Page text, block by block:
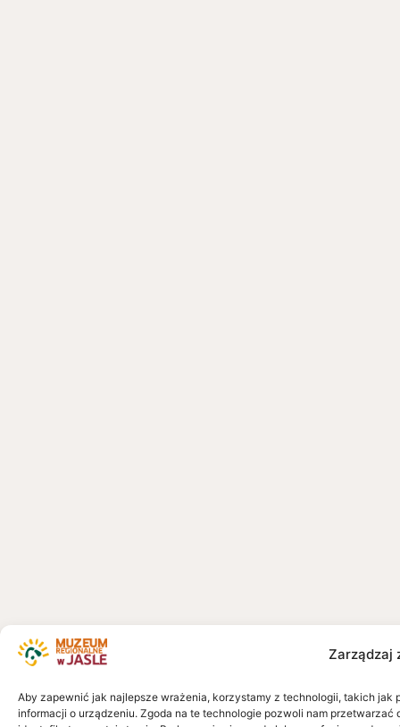
Zarządzaj
Aby zapewnić jak najlepsze wrażenia, korzystamy z technologii, takich
informacji o urządzeniu. Zgoda na te technologie pozwoli nam